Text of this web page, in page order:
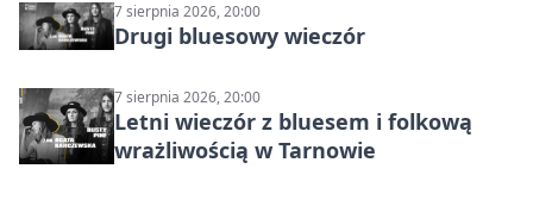
7 sierpnia 2026, 20:00
Drugi bluesowy wieczór
7 sierpnia 2026, 20:00
Letni wieczór z bluesem i folkową
wrażliwością w Tarnowie